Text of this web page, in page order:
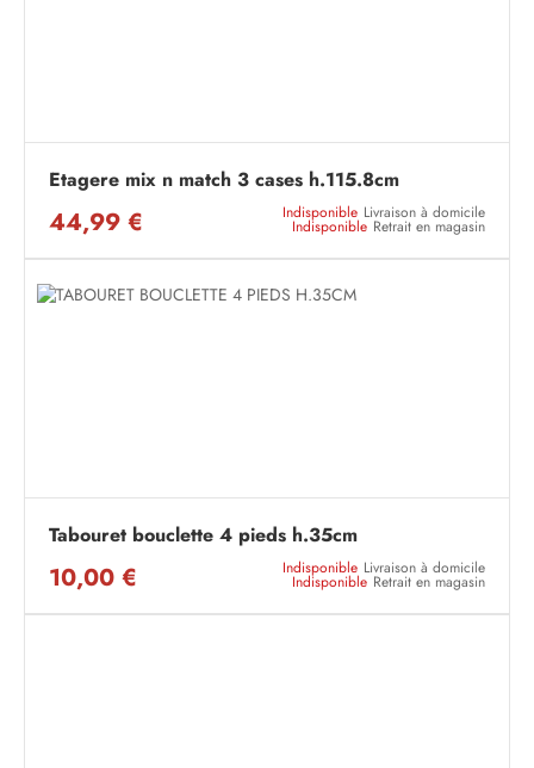
Etagere mix n match 3 cases h.115.8cm
44,99 € Indisponible Livraison à domicile
Indisponible Retrait en magasin
Tabouret bouclette 4 pieds h.35cm
10,00 € Indisponible Livraison à domicile
Indisponible Retrait en magasin